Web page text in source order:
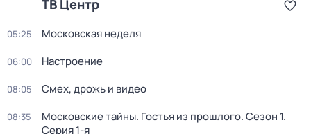
ТВ Центр
05:25 Московская неделя
06:00 Настроение
08:05 Смех, дрожь и видео
08:35 Московские тайны. Гостья из прошлого. Сезон 1.
Серия 1-я